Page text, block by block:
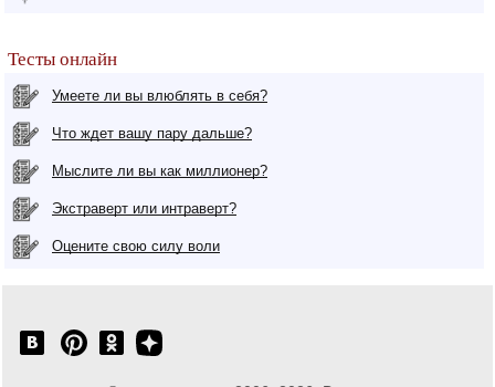
Тесты онлайн
Умеете ли вы влюблять в себя?
Что ждет вашу пару дальше?
Мыслите ли вы как миллионер?
Экстраверт или интраверт?
Оцените свою силу воли